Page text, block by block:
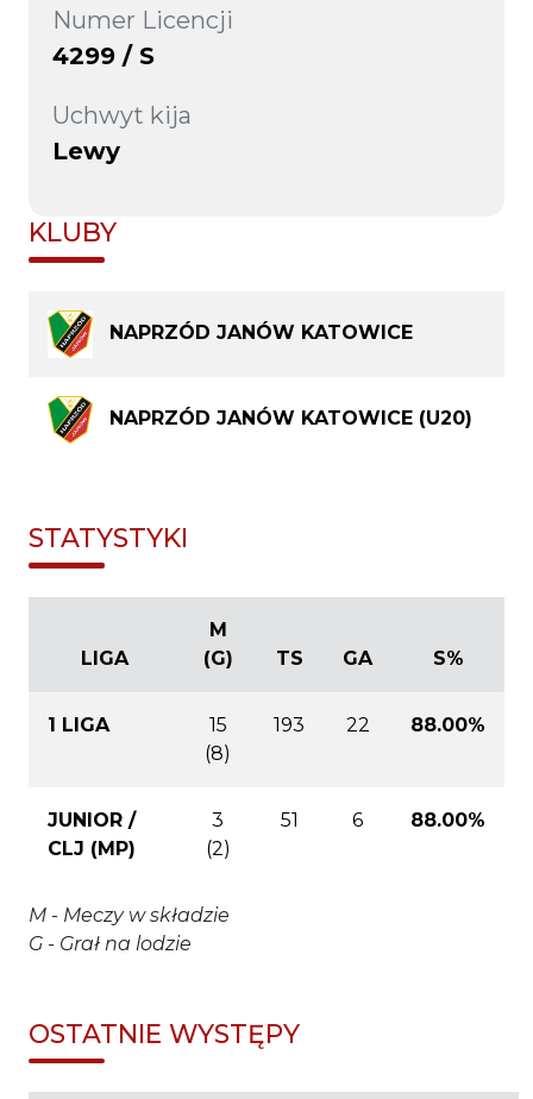
Numer Licencji
4299 / S
Uchwyt kija
Lewy
KLUBY
NAPRZÓD JANÓW KATOWICE
NAPRZÓD JANÓW KATOWICE (U20)
STATYSTYKI
LIGA
M
(G)
TS GA S%
1 LIGA
15
(8)
193 22 88.00%
JUNIOR /
CLJ (MP)
3
(2)
51 6 88.00%
M - Meczy w składzie
G - Grał na lodzie
OSTATNIE WYSTĘPY